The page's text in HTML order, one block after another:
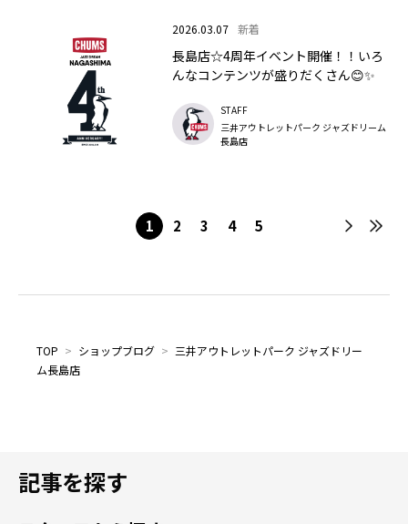
2026.03.07 新着
長島店☆4周年イベント開催！！いろ
んなコンテンツが盛りだくさん😊✨
STAFF
三井アウトレットパーク ジャズドリーム
長島店
1 2 3 4 5
TOP > ショップブログ > 三井アウトレットパーク ジャズドリー
ム長島店
記事を探す